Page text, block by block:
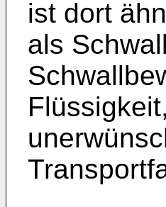
ist dort
als